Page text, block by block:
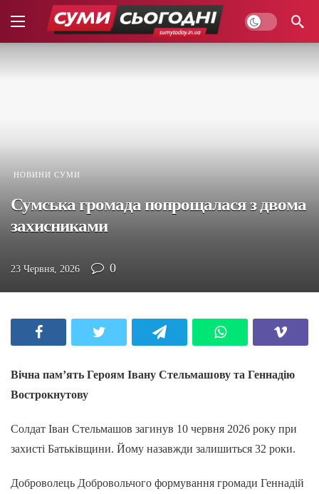
НОВИНИ СУМИ
Сумська громада попрощалася з двома
захисниками
23 Червня, 2026 0
Вічна пам’ять Героям Івану Стельмашову та Геннадію
Вострокнутову
Солдат Іван Стельмашов загинув 10 червня 2026 року при
захисті Батьківщини. Йому назавжди залишиться 32 роки.
Доброволець Добровольчого формування громади Геннадій